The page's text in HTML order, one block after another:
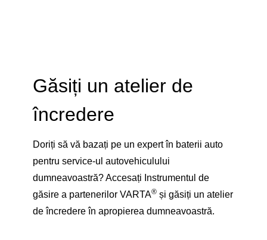
Găsiți un atelier de
încredere
Doriți să vă bazați pe un expert în baterii auto
pentru service-ul autovehiculului
dumneavoastră? Accesați Instrumentul de
găsire a partenerilor VARTA® și găsiți un atelier
de încredere în apropierea dumneavoastră.